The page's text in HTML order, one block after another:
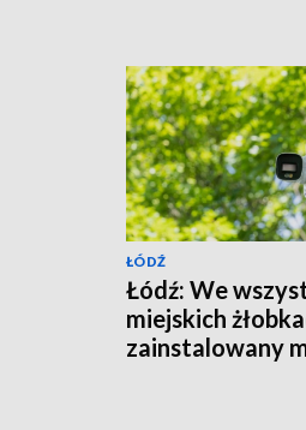
ŁÓDŹ
Łódź: We
miejskich
zainstalowany